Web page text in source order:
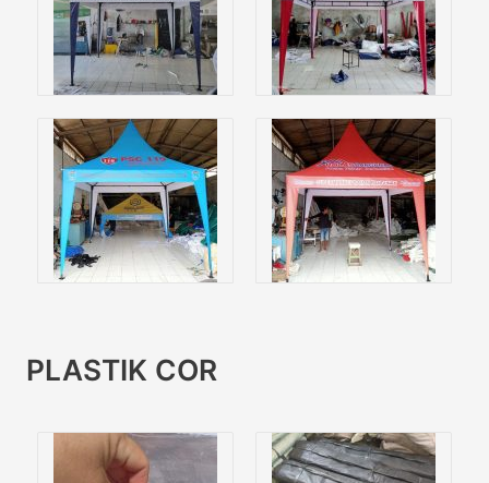
PLASTIK COR